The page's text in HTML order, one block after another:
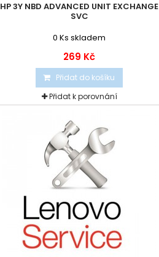
HP 3Y NBD ADVANCED UNIT EXCHANGE
SVC
0 Ks skladem
269 Kč
Přidat do košíku
Přidat k porovnání